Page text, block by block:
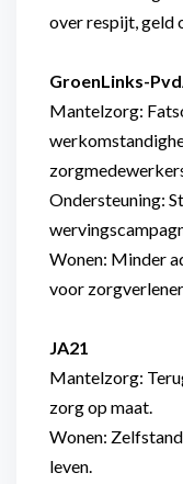
over respijt, geld
GroenLinks-
Mantelzorg:
Ondersteuning:
Wonen: Minder
voor
JA21
Mantelzorg:
zorg op maat.
Wonen:
leven.